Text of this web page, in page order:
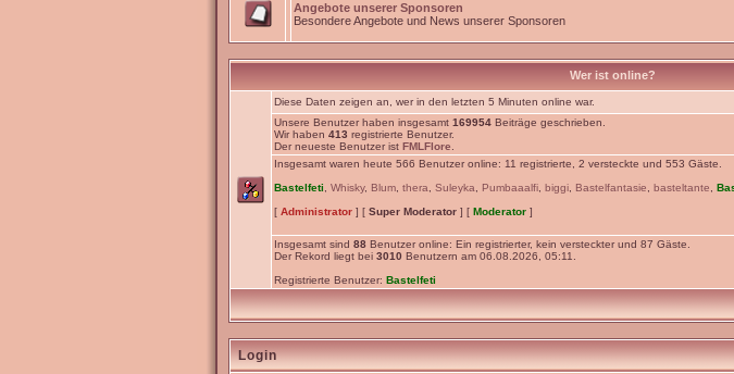
Angebote unserer Sponsoren
Besondere Angebote und News unserer Sponsoren
Wer ist online?
Diese Daten zeigen an, wer in den letzten 5 Minuten online war.
Unsere Benutzer haben insgesamt 169954 Beiträge geschrieben.
Wir haben 413 registrierte Benutzer.
Der neueste Benutzer ist FMLFlore
Insgesamt waren heute 566 Benutzer online: 11 registrierte, 2 versteckte und 553 Gäste.
Bastelfeti
Whisky, Blum thera Suleyka Pumbaaalfi biggi Bastelfantasie basteltante
[ Administrator ] [ Super Moderator ] [ Moderator ]
Insgesamt sind 88 Benutzer online: Ein registrierter, kein versteckter und 87 Gäste.
Der Rekord liegt bei 3010 Benutzern am 06.08.2026, 05:11.
Registrierte Benutzer: Bastelfeti
Login